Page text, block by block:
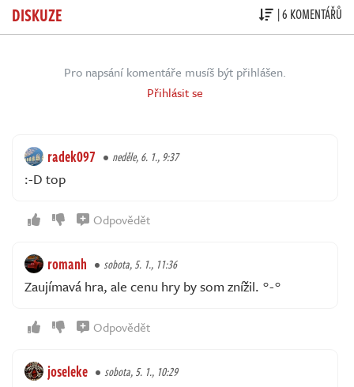
DISKUZE | 6 KOMENTÁŘŮ
Pro napsání komentáře musíš být přihlášen.
Přihlásit se
radek097 neděle, 6. 1., 9:37
:-D top
Odpovědět
romanh sobota, 5. 1., 11:36
Zaujímavá hra, ale cenu hry by som znížil. °-°
Odpovědět
joseleke sobota, 5. 1., 10:29